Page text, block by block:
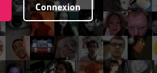
Connexion